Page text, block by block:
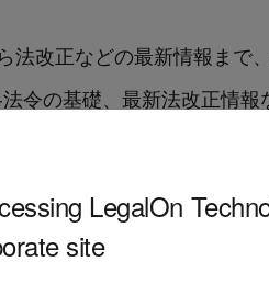
LegalOn
site
法改正などの最新情報まで
令の基礎、最新法改正情
者は法務実務に即した内
ります。
系だった法務教育コンテン